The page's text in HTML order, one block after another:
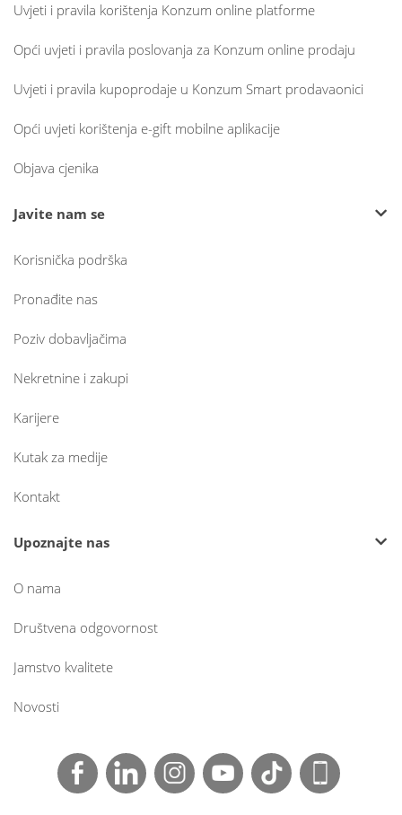
Uvjeti i pravila korištenja Konzum online platforme
Opći uvjeti i pravila poslovanja za Konzum online prodaju
Uvjeti i pravila kupoprodaje u Konzum Smart prodavaonici
Opći uvjeti korištenja e-gift mobilne aplikacije
Objava cjenika
Javite nam se
Korisnička podrška
Pronađite nas
Poziv dobavljačima
Nekretnine i zakupi
Karijere
Kutak za medije
Kontakt
Upoznajte nas
O nama
Društvena odgovornost
Jamstvo kvalitete
Novosti